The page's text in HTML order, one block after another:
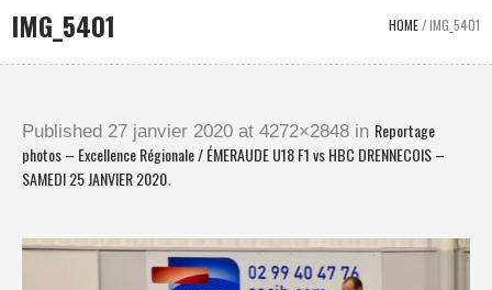
IMG_5401 HOME/IMG_5401
Published 27 janvier 2020 at 4272×2848 in Reportage
photos – Excellence Régionale / ÉMERAUDE U18 F1 vs HBC DRENNECOIS –
SAMEDI 25 JANVIER 2020.